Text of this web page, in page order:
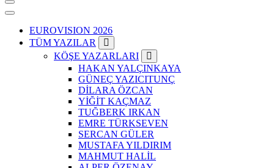
EUROVISION 2026
TÜM YAZILAR
KÖŞE YAZARLARI
HAKAN YALÇINKAYA
GÜNEÇ YAZICITUNÇ
DİLARA ÖZCAN
YİĞİT KAÇMAZ
TUĞBERK IRKAN
EMRE TÜRKSEVEN
SERCAN GÜLER
MUSTAFA YILDIRIM
MAHMUT HALİL